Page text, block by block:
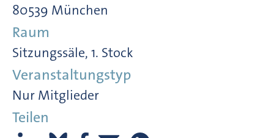
80539 München
Raum
Sitzungssäle, 1. Stock
Veranstaltungstyp
Nur Mitglieder
Teilen